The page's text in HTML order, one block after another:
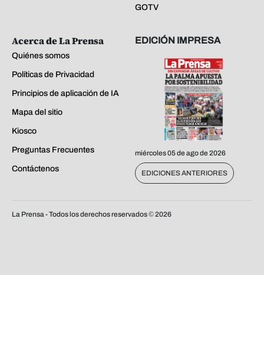
GOTV
Acerca de La Prensa
Quiénes somos
Políticas de Privacidad
Principios de aplicación de IA
Mapa del sitio
Kiosco
Preguntas Frecuentes
Contáctenos
EDICIÓN IMPRESA
miércoles 05 de ago de 2026
EDICIONES ANTERIORES
La Prensa - Todos los derechos reservados ©2026